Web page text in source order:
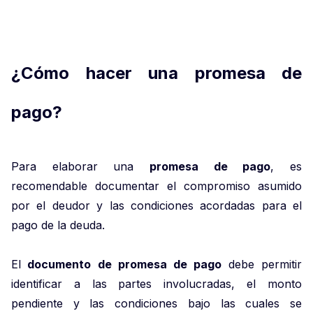
¿Cómo hacer una promesa de
pago?
Para elaborar una promesa de pago, es
recomendable documentar el compromiso asumido
por el deudor y las condiciones acordadas para el
pago de la deuda.
El documento de promesa de pago debe permitir
identificar a las partes involucradas, el monto
pendiente y las condiciones bajo las cuales se